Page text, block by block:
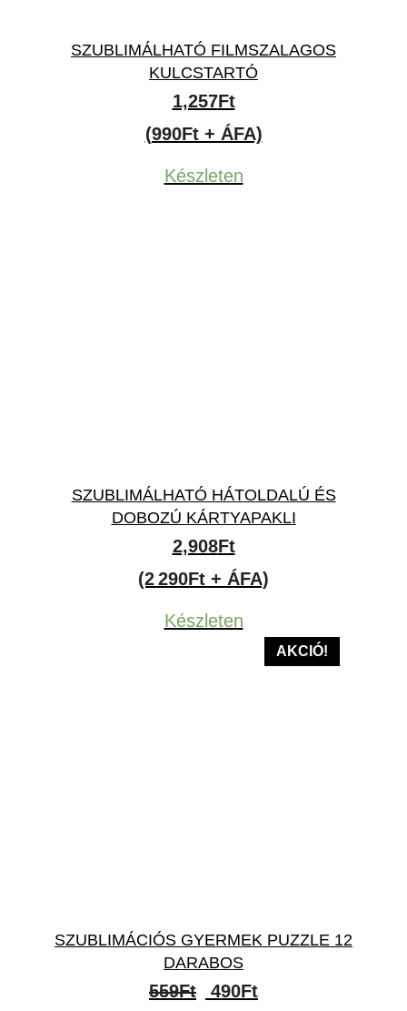
SZUBLIMÁLHATÓ FILMSZALAGOS
KULCSTARTÓ
1,257Ft
(990Ft + ÁFA)
Készleten
SZUBLIMÁLHATÓ HÁTOLDALÚ ÉS
DOBOZÚ KÁRTYAPAKLI
2,908Ft
(2 290Ft + ÁFA)
Készleten
AKCIÓ!
SZUBLIMÁCIÓS GYERMEK PUZZLE 12
DARABOS
559Ft
Original
490FtCurrent